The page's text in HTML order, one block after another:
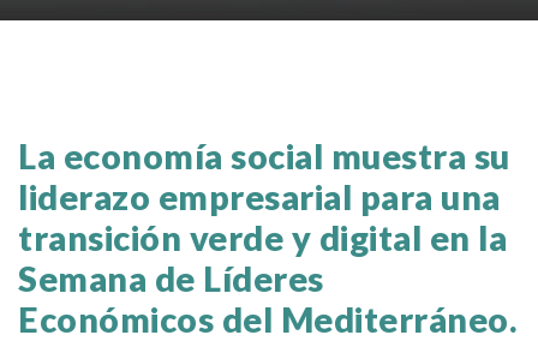
DIGITAL EN LA SEMANA DE LÍDERES ECONÓMICOS
La economía social muestra su
liderazo empresarial para una
transición verde y digital en la
Semana de Líderes
Económicos del Mediterráneo.